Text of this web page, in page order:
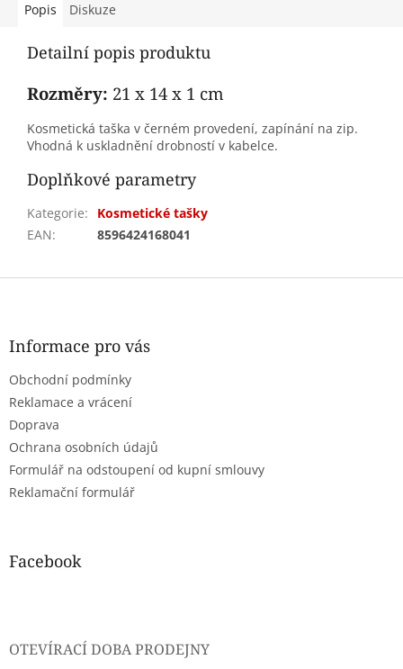
Popis Diskuze
Detailní popis produktu
Rozměry: 21 x 14 x 1 cm
Kosmetická taška v černém provedení, zapínání na zip.
Vhodná k uskladnění drobností v kabelce.
Doplňkové parametry
Kategorie:
Kosmetické tašky
EAN: 8596424168041
Z
Informace pro vás
Obchodní podmínky
Reklamace a vrácení
Doprava
Ochrana osobních údajů
Formulář na odstoupení od kupní smlouvy
Reklamační formulář
Facebook
OTEVÍRACÍ DOBA PRODEJNY